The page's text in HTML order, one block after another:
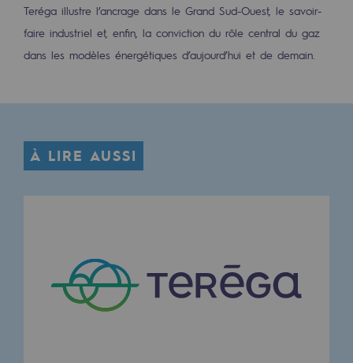
2050 : un monde d’énergies
Objectif Hydrogène
Le Labo
Acteur engagé
Ambition RSE
Responsabilité environnementale
Responsabilité environnementale
Teréga illustre l’ancrage dans le Grand Sud-Ouest, le savoir-
faire industriel et, enfin, la conviction du rôle central du gaz
dans les modèles énergétiques d’aujourd’hui et de demain.
À LIRE AUSSI